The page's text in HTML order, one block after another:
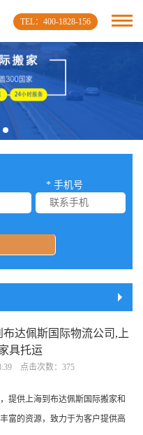
TEL：400-1828-156
* 手机号
布达佩斯国际物流公司,上
具托运
点击次数：375
提供上海到布达佩斯国际搬家和
富的资源，致力于为客户提供高